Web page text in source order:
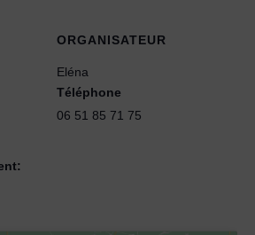
ORGANISATEUR
Eléna
Téléphone
06 51 85 71 75